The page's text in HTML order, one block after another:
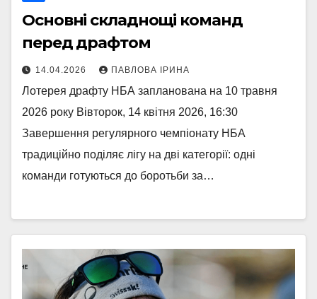
Основні складнощі команд
перед драфтом
14.04.2026 ПАВЛОВА ІРИНА
Лотерея драфту НБА запланована на 10 травня
2026 року Вівторок, 14 квітня 2026, 16:30
Завершення регулярного чемпіонату НБА
традиційно поділяє лігу на дві категорії: одні
команди готуються до боротьби за…